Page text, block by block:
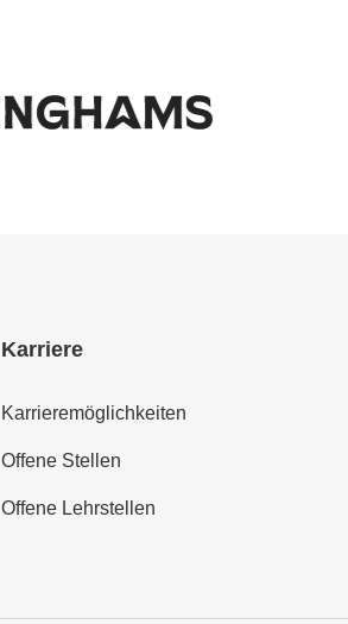
Karriere
Karrieremöglichkeiten
Offene Stellen
Offene Lehrstellen